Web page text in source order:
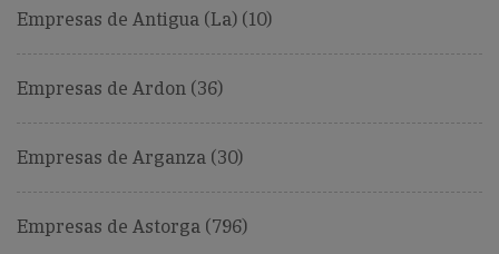
Empresas de Antigua (La) (10)
Empresas de Ardon (36)
Empresas de Arganza (30)
Empresas de Astorga (796)